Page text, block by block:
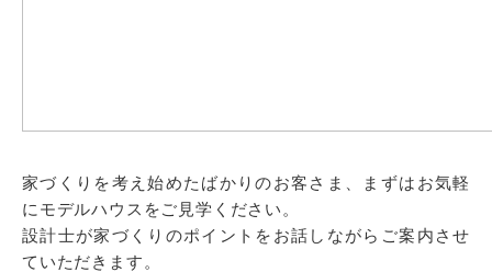
家づくりを考え始めたばかりのお客さま、まずはお気軽
にモデルハウスをご見学ください。
設計士が家づくりのポイントをお話しながらご案内させ
ていただきます。